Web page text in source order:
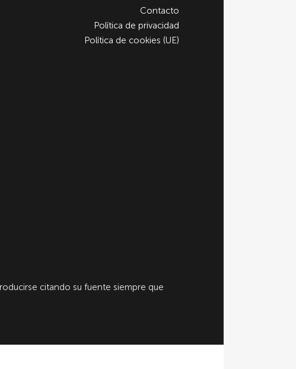
Contacto
Política de privacidad
Política de cookies (UE)
citando su fuente siempre que